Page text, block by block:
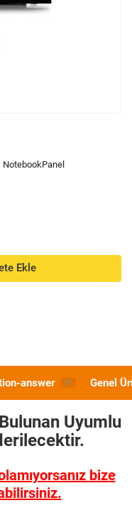
NotebookPanel
Ekle
answer 0 Genel
Uyumlu
bize